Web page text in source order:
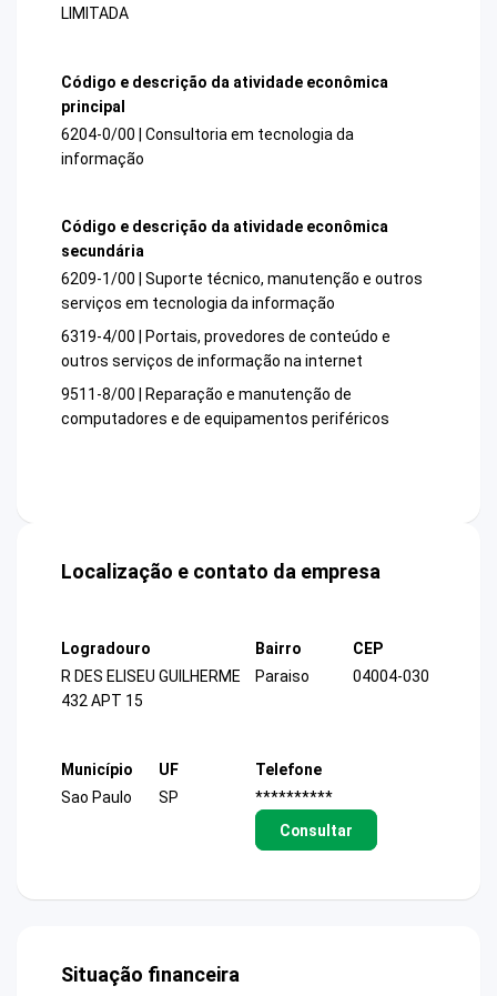
LIMITADA
Código e descrição da atividade econômica
principal
6204-0/00 | Consultoria em tecnologia da
informação
Código e descrição da atividade econômica
secundária
6209-1/00 | Suporte técnico, manutenção e outros
serviços em tecnologia da informação
6319-4/00 | Portais, provedores de conteúdo e
outros serviços de informação na internet
9511-8/00 | Reparação e manutenção de
computadores e de equipamentos periféricos
Localização e contato da empresa
Logradouro
R DES ELISEU GUILHERME
432 APT 15
Bairro
Paraiso
CEP
04004-030
Município
Sao Paulo
UF
SP
Telefone
**********
Consultar
Situação financeira